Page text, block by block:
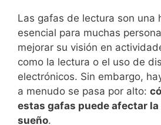
Las gafas de lectura son una
esencial para muchas
mejorar su visión en
como la lectura o el uso de
electrónicos. Sin embargo,
a menudo se pasa por alto:
estas gafas puede afectar
sueño.